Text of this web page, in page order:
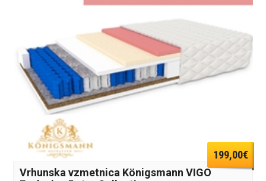
199,00€
Vrhunska vzmetnica Königsmann VIGO